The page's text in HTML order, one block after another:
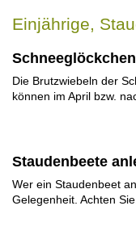
Einjährige,
Die Brutzwiebeln der
können im April bzw.
Staudenbeete
Wer ein Staudenbeet
Gelegenheit. Achten